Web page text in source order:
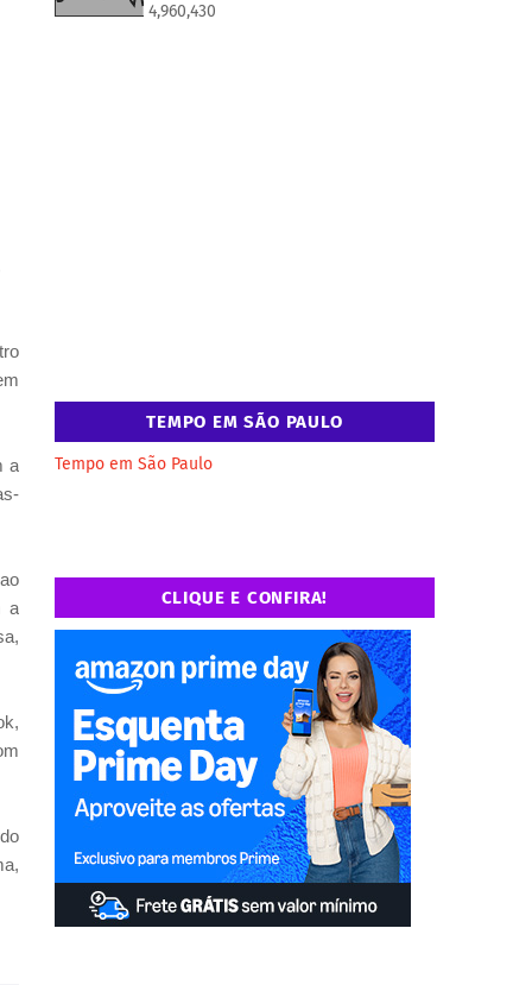
a
a
4,960,430
TEMPO EM SÃO PAULO
Tempo em São Paulo
CLIQUE E CONFIRA!